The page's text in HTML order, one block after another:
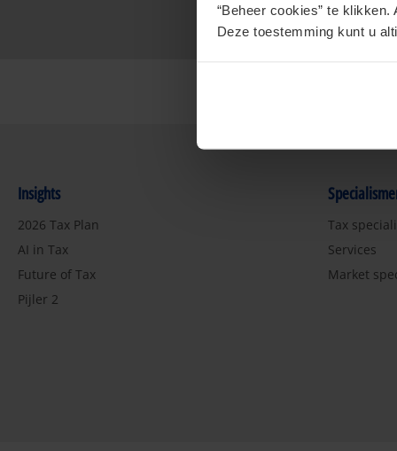
“Beheer cookies” te
Deze toestemming kunt u
Insights
2026 Tax Plan
AI in Tax
Future of Tax
Pijler 2
Tax
Services
Market